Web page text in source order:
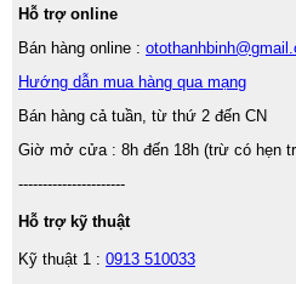
Hỗ trợ online
Bán hàng online :
Hướng dẫn mua hàng qua mạng
Bán hàng cả tuần, từ thứ 2 đến CN
Giờ mở cửa : 8h đến 18h (trừ có hẹn
----------------------
Hỗ trợ kỹ thuật
Kỹ thuật 1 : 0913 510033